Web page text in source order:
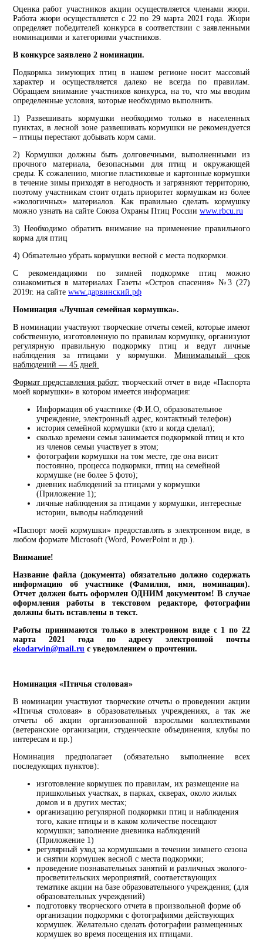
Оценка работ участников акции осуществляется членами жюри.
Работа жюри осуществляется с 22 по 29 марта 2021 года. Жюри
определяет победителей конкурса в соответствии с заявленными
номинациями и категориями участников.
В конкурсе заявлено 2 номинации.
Подкормка зимующих птиц в нашем регионе носит массовый
характер и осуществляется далеко не всегда по правилам.
Обращаем внимание участников конкурса, на то, что мы вводим
определенные условия, которые необходимо выполнить.
1) Развешивать кормушки необходимо только в населенных
пунктах, в лесной зоне развешивать кормушки не рекомендуется
– птицы перестают добывать корм сами.
2) Кормушки должны быть долговечными, выполненными из
прочного материала, безопасными для птиц и окружающей
среды. К сожалению, многие пластиковые и картонные кормушки
в течение зимы приходят в негодность и загрязняют территорию,
поэтому участникам стоит отдать приоритет кормушкам из более
«экологичных» материалов. Как правильно сделать кормушку
можно узнать на сайте Союза Охраны Птиц России www.rbcu.ru
3) Необходимо обратить внимание на применение правильного
корма для птиц
4) Обязательно убрать кормушки весной с места подкормки.
С рекомендациями по зимней подкормке птиц можно
ознакомиться в материалах Газеты «Остров спасения» №3 (27)
2019г. на сайте www.дарвинский.рф
Номинация «Лучшая семейная кормушка».
В номинации участвуют творческие отчеты семей, которые имеют
собственную, изготовленную по правилам кормушку, организуют
регулярную правильную подкормку птиц и ведут личные
наблюдения за птицами у кормушки. Минимальный срок
наблюдений — 45 дней.
Формат представления работ: творческий отчет в виде «Паспорта
моей кормушки» в котором имеется информация:
Информация об участнике (Ф.И.О, образовательное
учреждение, электронный адрес, контактный телефон)
история семейной кормушки (кто и когда сделал);
сколько времени семья занимается подкормкой птиц и кто
из членов семьи участвует в этом;
фотографии кормушки на том месте, где она висит
постоянно, процесса подкормки, птиц на семейной
кормушке (не более 5 фото);
дневник наблюдений за птицами у кормушки
(Приложение 1);
личные наблюдения за птицами у кормушки, интересные
истории, выводы наблюдений
«Паспорт моей кормушки» предоставлять в электронном виде, в
любом формате Microsoft (Word, PowerPoint и др.).
Внимание!
Название файла (документа) обязательно должно содержать
информацию об участнике (Фамилия, имя, номинация).
Отчет должен быть оформлен ОДНИМ документом! В случае
оформления работы в текстовом редакторе, фотографии
должны быть вставлены в текст.
Работы принимаются только в электронном виде с 1 по 22
марта 2021 года по адресу электронной почты
ekodarwin@mail.ru с уведомлением о прочтении.
Номинация «Птичья столовая»
В номинации участвуют творческие отчеты о проведении акции
«Птичья столовая» в образовательных учреждениях, а так же
отчеты об акции организованной взрослыми коллективами
(ветеранские организации, студенческие объединения, клубы по
интересам и пр.)
Номинация предполагает (обязательно выполнение всех
последующих пунктов):
изготовление кормушек по правилам, их размещение на
пришкольных участках, в парках, скверах, около жилых
домов и в других местах;
организацию регулярной подкормки птиц и наблюдения
того, какие птицы и в каком количестве посещают
кормушки; заполнение дневника наблюдений
(Приложение 1)
регулярный уход за кормушками в течении зимнего сезона
и снятии кормушек весной с места подкормки;
проведение познавательных занятий и различных эколого-
просветительских мероприятий, соответствующих
тематике акции на базе образовательного учреждения; (для
образовательных учреждений)
подготовку творческого отчета в произвольной форме об
организации подкормки с фотографиями действующих
кормушек. Желательно сделать фотографии размещенных
кормушек во время посещения их птицами.